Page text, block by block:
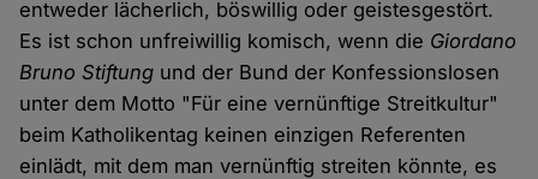
entweder lächerlich, böswillig oder geistesgestört.
Es ist schon unfreiwillig komisch, wenn die Giordano
Bruno Stiftung und der Bund der Konfessionslosen
unter dem Motto "Für eine vernünftige Streitkultur"
beim Katholikentag keinen einzigen Referenten
einlädt, mit dem man vernünftig streiten könnte, es